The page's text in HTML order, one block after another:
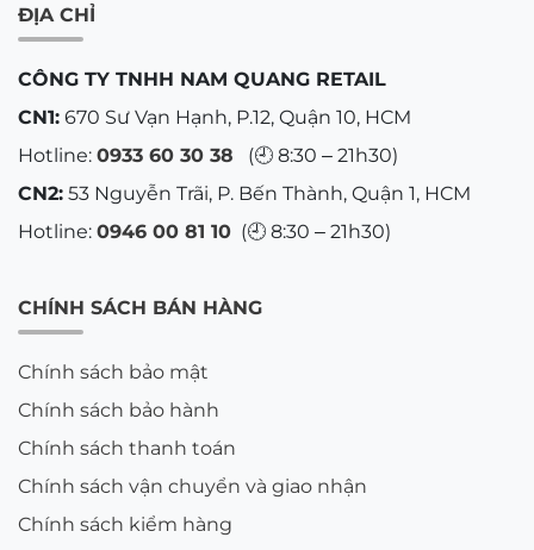
ĐỊA CHỈ
CÔNG TY TNHH NAM QUANG RETAIL
CN1: 670 Sư Vạn Hạnh, P.12, Quận 10, HCM
Hotline: 0933 60 30 38 (🕘 8:30 – 21h30)
CN2: 53 Nguyễn Trãi, P. Bến Thành, Quận 1, HCM
Hotline: 0946 00 81 10 (🕘 8:30 – 21h30)
CHÍNH SÁCH BÁN HÀNG
Chính sách bảo mật
Chính sách bảo hành
Chính sách thanh toán
Chính sách vận chuyển và giao nhận
Chính sách kiểm hàng